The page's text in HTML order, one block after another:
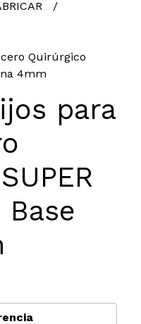
Quirúrgico
4mm
para
Base